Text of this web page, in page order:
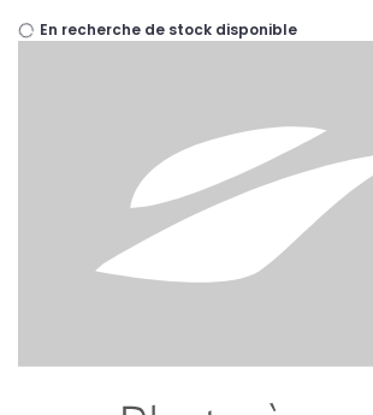
En recherche de stock disponible